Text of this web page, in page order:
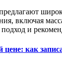
включая
и
как